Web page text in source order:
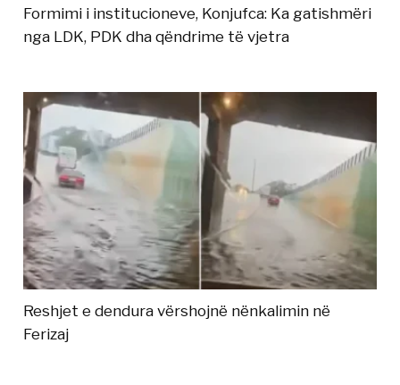
Formimi i institucioneve, Konjufca: Ka gatishmëri
nga LDK, PDK dha qëndrime të vjetra
Reshjet e dendura vërshojnë nënkalimin në
Ferizaj